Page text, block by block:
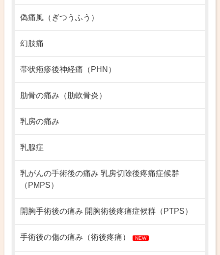
偽痛風（ぎつうふう）
幻肢痛
帯状疱疹後神経痛（PHN）
肋骨の痛み（肋軟骨炎）
乳房の痛み
乳腺症
乳がんの手術後の痛み 乳房切除後疼痛症候群
（PMPS）
開胸手術後の痛み 開胸術後疼痛症候群（PTPS）
手術後の傷の痛み（術後疼痛） NEW